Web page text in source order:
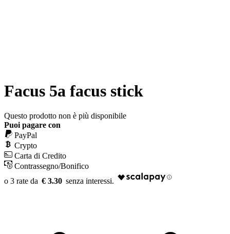
Facus 5a facus stick
Questo prodotto non è più disponibile
Puoi pagare con
PayPal
Crypto
Carta di Credito
Contrassegno/Bonifico
€ 3.30